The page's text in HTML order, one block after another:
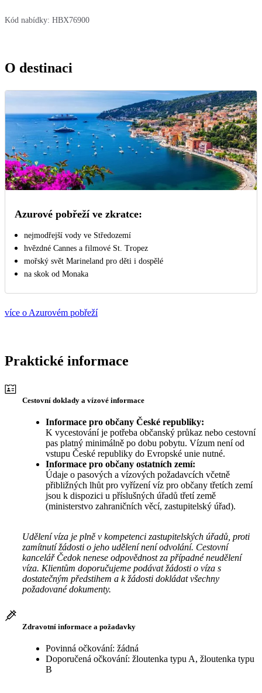
Kód nabídky: HBX76900
O destinaci
Azurové pobřeží ve zkratce:
nejmodřejší vody ve Středozemí
hvězdné Cannes a filmové St. Tropez
mořský svět Marineland pro děti i dospělé
na skok od Monaka
více o Azurovém pobřeží
Praktické informace
Cestovní doklady a vízové informace
Informace pro občany České republiky:
K vycestování je potřeba občanský průkaz nebo cestovní
pas platný minimálně po dobu pobytu. Vízum není od
vstupu České republiky do Evropské unie nutné.
Informace pro občany ostatních zemí:
Údaje o pasových a vízových požadavcích včetně
přibližných lhůt pro vyřízení víz pro občany třetích zemí
jsou k dispozici u příslušných úřadů třetí země
(ministerstvo zahraničních věcí, zastupitelský úřad).
Udělení víza je plně v kompetenci zastupitelských úřadů, proti
zamítnutí žádosti o jeho udělení není odvolání. Cestovní
kancelář Čedok nenese odpovědnost za případné neudělení
víza. Klientům doporučujeme podávat žádosti o víza s
dostatečným předstihem a k žádosti dokládat všechny
požadované dokumenty.
Zdravotní informace a požadavky
Povinná očkování: žádná
Doporučená očkování: žloutenka typu A, žloutenka typu
B